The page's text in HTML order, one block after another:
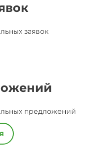
заявок
предложений